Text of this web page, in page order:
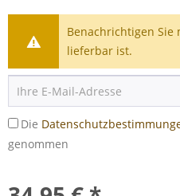
Benachrichtigen Sie
lieferbar ist.
Die
genommen